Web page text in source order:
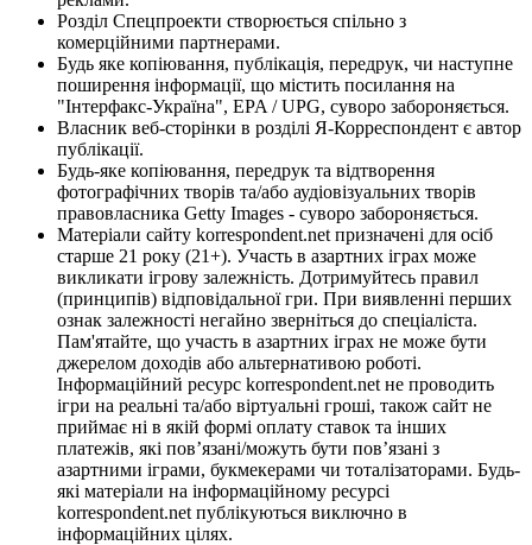
Розділ Спецпроекти створюється спільно з
комерційними партнерами.
Будь яке копіювання, публікація, передрук, чи наступне
поширення інформації, що містить посилання на
"Інтерфакс-Україна", EPA / UPG, суворо забороняється.
Власник веб-сторінки в розділі Я-Корреспондент є автор
публікації.
Будь-яке копіювання, передрук та відтворення
фотографічних творів та/або аудіовізуальних творів
правовласника Getty Images - суворо забороняється.
Матеріали сайту korrespondent.net призначені для осіб
старше 21 року (21+). Участь в азартних іграх може
викликати ігрову залежність. Дотримуйтесь правил
(принципів) відповідальної гри. При виявленні перших
ознак залежності негайно зверніться до спеціаліста.
Пам'ятайте, що участь в азартних іграх не може бути
джерелом доходів або альтернативою роботі.
Інформаційний ресурс korrespondent.net не проводить
ігри на реальні та/або віртуальні гроші, також сайт не
приймає ні в якій формі оплату ставок та інших
платежів, які пов’язані/можуть бути пов’язані з
азартними іграми, букмекерами чи тоталізаторами. Будь-
які матеріали на інформаційному ресурсі
korrespondent.net публікуються виключно в
інформаційних цілях.